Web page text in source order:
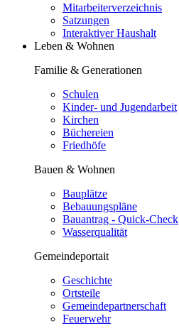
Mitarbeiterverzeichnis
Satzungen
Interaktiver Haushalt
Leben & Wohnen
Familie & Generationen
Schulen
Kinder- und Jugendarbeit
Kirchen
Büchereien
Friedhöfe
Bauen & Wohnen
Bauplätze
Bebauungspläne
Bauantrag - Quick-Check
Wasserqualität
Gemeindeportait
Geschichte
Ortsteile
Gemeindepartnerschaft
Feuerwehr